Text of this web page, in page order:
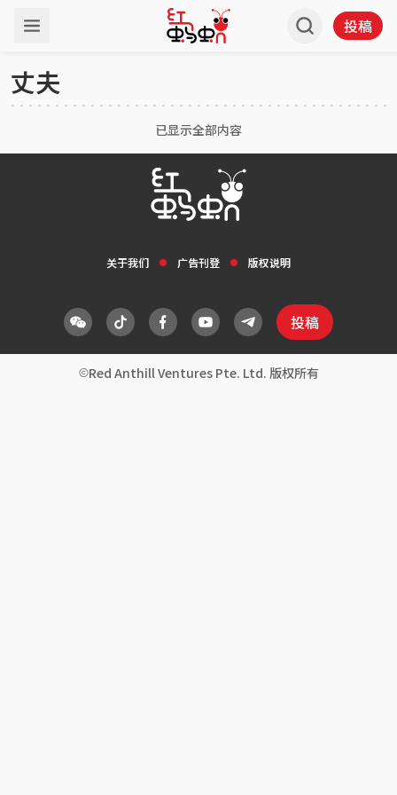
投稿
丈夫
已显示全部内容
关于我们 广告刊登 版权说明
投稿
Red Anthill Ventures Pte. Ltd. 版权所有